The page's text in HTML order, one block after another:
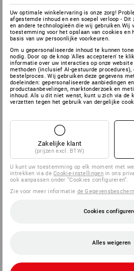
Uw optimale winkelervaring is onze zorg!
afgestemde inhoud en een soepel verloop - Dit
en andere technologieën die wij gebruiken.Wij
toestemming voor het opslaan van cookies en
basis van uw persoonlijke voorkeuren.
Om u gepersonaliseerde inhoud te kunnen
nodig. Door op de knop 'Alles accepteren' te
informatie over uw interacties op onze
methoden (inclusief AI-gestuurde procedures),
bestelproces. Wij gebruiken deze gegevens
doeleinden: gepersonaliseerde aanbiedingen
productaanbevelingen, marktonderzoek en
inhoud. Als u dit niet wenst, kunt u zich via de
verzetten tegen het gebruik van dergelijke
Zakelijke klant
(prijzen excl. BTW)
U kunt uw toestemming op elk moment met
intrekken via deCookie-instellingenin ons
ook aanpassen onder “Cookies configureren”.
Zie voor meer informatie de
Cookies
Alles weigeren